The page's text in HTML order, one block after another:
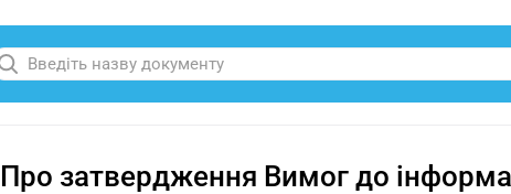
Про затвердження Вимог до